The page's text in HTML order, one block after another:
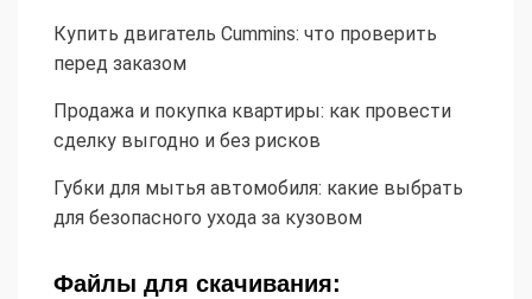
Купить двигатель Cummins: что проверить
перед заказом
Продажа и покупка квартиры: как провести
сделку выгодно и без рисков
Губки для мытья автомобиля: какие выбрать
для безопасного ухода за кузовом
Файлы для скачивания: